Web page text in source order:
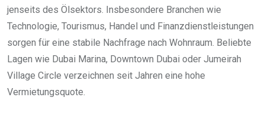
jenseits des Ölsektors. Insbesondere Branchen wie
Technologie, Tourismus, Handel und Finanzdienstleistungen
sorgen für eine stabile Nachfrage nach Wohnraum. Beliebte
Lagen wie Dubai Marina, Downtown Dubai oder Jumeirah
Village Circle verzeichnen seit Jahren eine hohe
Vermietungsquote.